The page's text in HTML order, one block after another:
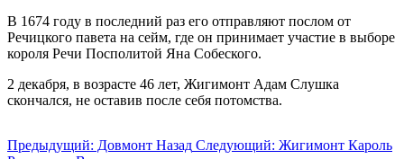
В 1674 году в последний раз его отправляют послом от
Речицкого павета на сейм, где он принимает участие в выборе
короля Речи Посполитой Яна Собеского.
2 декабря, в возрасте 46 лет, Жигимонт Адам Слушка
скончался, не оставив после себя потомства.
Предыдущий: Довмонт Назад Следующий: Жигимонт Кароль